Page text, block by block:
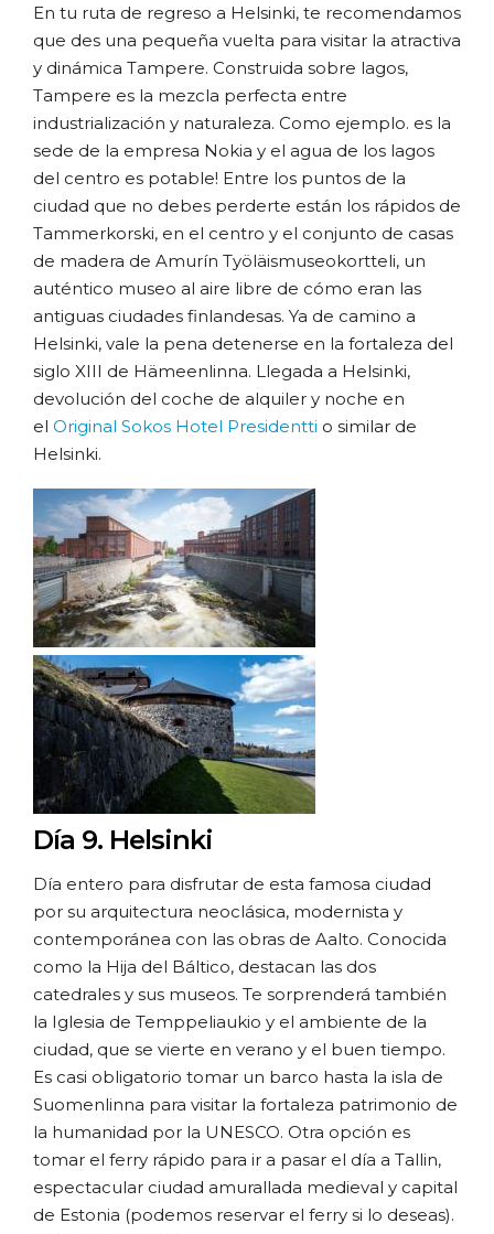
En tu ruta de regreso a Helsinki, te recomendamos
que des una pequeña vuelta para visitar la atractiva
y dinámica Tampere. Construida sobre lagos,
Tampere es la mezcla perfecta entre
industrialización y naturaleza. Como ejemplo. es la
sede de la empresa Nokia y el agua de los lagos
del centro es potable! Entre los puntos de la
ciudad que no debes perderte están los rápidos de
Tammerkorski, en el centro y el conjunto de casas
de madera de Amurín Työläismuseokortteli, un
auténtico museo al aire libre de cómo eran las
antiguas ciudades finlandesas. Ya de camino a
Helsinki, vale la pena detenerse en la fortaleza del
siglo XIII de Hämeenlinna. Llegada a Helsinki,
devolución del coche de alquiler y noche en
el Original Sokos Hotel Presidentti o similar de
Helsinki.
Día 9. Helsinki
Día entero para disfrutar de esta famosa ciudad
por su arquitectura neoclásica, modernista y
contemporánea con las obras de Aalto. Conocida
como la Hija del Báltico, destacan las dos
catedrales y sus museos. Te sorprenderá también
la Iglesia de Temppeliaukio y el ambiente de la
ciudad, que se vierte en verano y el buen tiempo.
Es casi obligatorio tomar un barco hasta la isla de
Suomenlinna para visitar la fortaleza patrimonio de
la humanidad por la UNESCO. Otra opción es
tomar el ferry rápido para ir a pasar el día a Tallin,
espectacular ciudad amurallada medieval y capital
de Estonia (podemos reservar el ferry si lo deseas).